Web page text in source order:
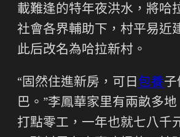
載難逢的特年夜洪水，將哈
社會各界輔助下，村平易近
此后改名為哈拉新村。
“固然住進新房，可日包養子
巴。”李鳳華家里有兩畝多
打點零工，一年也就七八千